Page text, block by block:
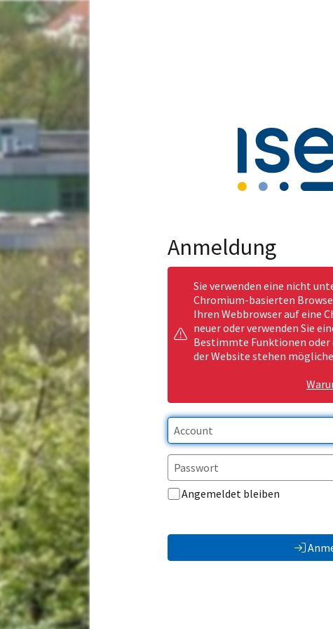
Anmeldung
Sie verwenden eine nicht
Chromium-basierten
Ihren Webbrowser auf eine
neuer oder verwenden Sie
Bestimmte Funktionen
der Website stehen
Angemeldet bleiben